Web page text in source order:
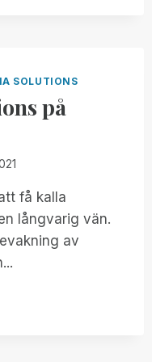
SOLUTIONS
på
få kalla
långvarig vän.
av